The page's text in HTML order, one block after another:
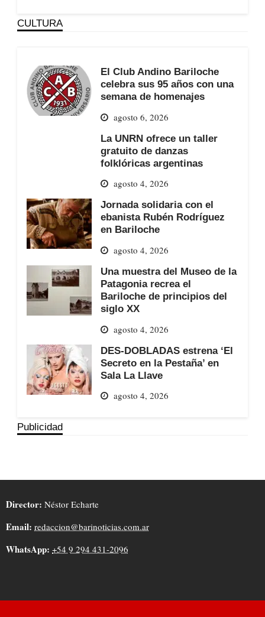
CULTURA
El Club Andino Bariloche
celebra sus 95 años con una
semana de homenajes
agosto 6, 2026
La UNRN ofrece un taller
gratuito de danzas
folklóricas argentinas
agosto 4, 2026
Jornada solidaria con el
ebanista Rubén Rodríguez
en Bariloche
agosto 4, 2026
Una muestra del Museo de la
Patagonia recrea el
Bariloche de principios del
siglo XX
agosto 4, 2026
DES-DOBLADAS estrena ‘El
Secreto en la Pestaña’ en
Sala La Llave
agosto 4, 2026
Publicidad
Director: Néstor Echarte
Email: redaccion@barinoticias.com.ar
WhatsApp: +54 9 294 431-2096